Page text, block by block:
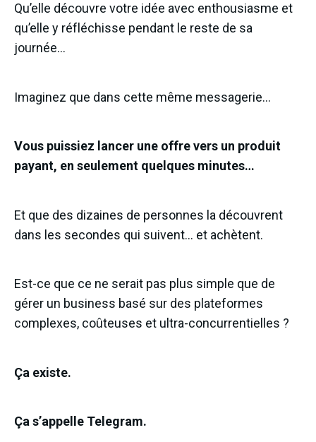
Qu’elle découvre votre idée avec enthousiasme et
qu’elle y réfléchisse pendant le reste de sa
journée…
Imaginez que dans cette même messagerie…
Vous puissiez lancer une offre vers un produit
payant, en seulement quelques minutes…
Et que des dizaines de personnes la découvrent
dans les secondes qui suivent… et achètent.
Est-ce que ce ne serait pas plus simple que de
gérer un business basé sur des plateformes
complexes, coûteuses et ultra-concurrentielles ?
Ça existe.
Ça s’appelle Telegram.